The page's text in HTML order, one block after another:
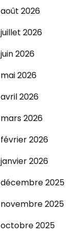
août 2026
juillet 2026
juin 2026
mai 2026
avril 2026
mars 2026
février 2026
janvier 2026
décembre 2025
novembre 2025
octobre 2025